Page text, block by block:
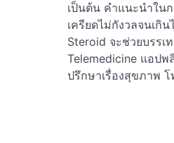
เป็นต้น คำแนะนำใน
เครียดไม่กังวลจนเกิ
Steroid จะช่วยบรรเ
Telemedicine แอปพ
ปรึกษาเรื่องสุขภาพ